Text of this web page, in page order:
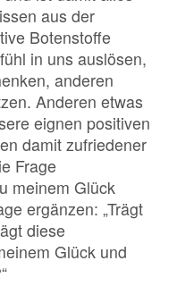
aus der
Botenstoffe
in uns auslösen,
anderen
Anderen etwas
eignen positiven
damit zufriedener
Frage
meinem Glück
ergänzen: „Trägt
diese
Glück und